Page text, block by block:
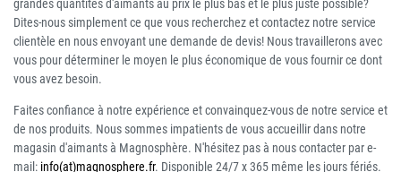
grandes quantités d'aimants au prix le plus bas et le plus juste possible?
Dites-nous simplement ce que vous recherchez et contactez notre service
clientèle en nous envoyant une demande de devis! Nous travaillerons avec
vous pour déterminer le moyen le plus économique de vous fournir ce dont
vous avez besoin.
Faites confiance à notre expérience et convainquez-vous de notre service et
de nos produits. Nous sommes impatients de vous accueillir dans notre
magasin d'aimants à Magnosphère. N'hésitez pas à nous contacter par e-
mail: info(at)magnosphere.fr. Disponible 24/7 x 365 même les jours fériés.